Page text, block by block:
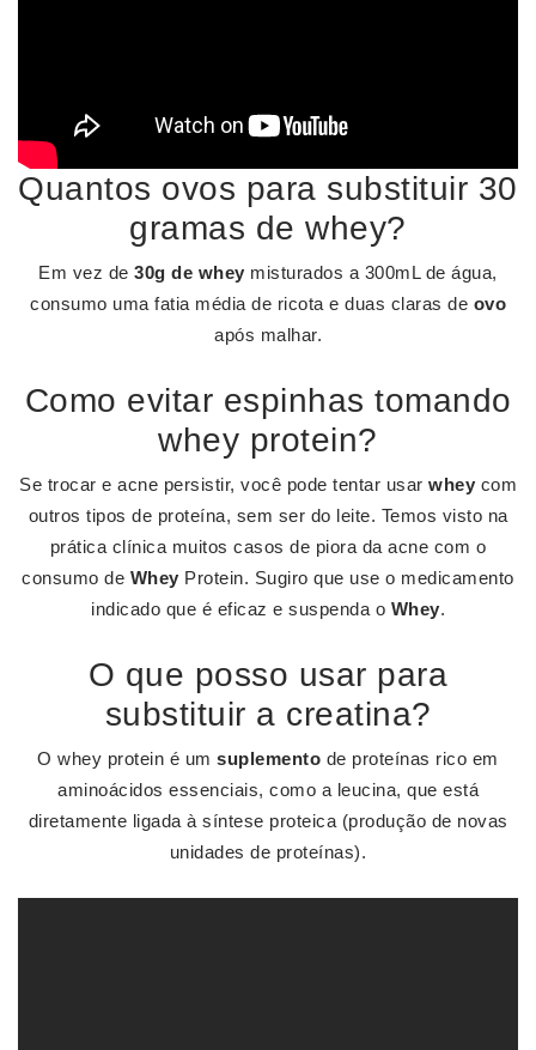
Quantos ovos para substituir 30
gramas de whey?
Em vez de30g de whey misturados a 300mL de água,
consumo uma fatia média de ricota e duas claras de ovo
após malhar.
Como evitar espinhas tomando
whey protein?
Se trocar e acne persistir, você pode tentar usar whey com
outros tipos de proteína, sem ser do leite. Temos visto na
prática clínica muitos casos de piora da acne com o
consumo de Whey Protein. Sugiro que use o medicamento
indicado que é eficaz e suspenda o Whey.
O que posso usar para
substituir a creatina?
O whey protein é umsuplemento de proteínas rico em
aminoácidos essenciais, como a leucina, que está
diretamente ligada à síntese proteica (produção de novas
unidades de proteínas).